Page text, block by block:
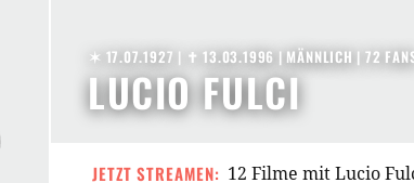
LUCIO FULCI
✶ 17.07.1927 | ✝︎ 13.03.1996 | MÄNNLICH | 72
JETZT STREAMEN: 12 Filme mit Lucio